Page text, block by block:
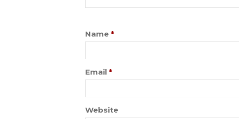
Name *
Email *
Website